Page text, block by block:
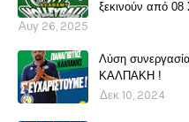
ξεκινούν από
Αυγ 26, 2025
Λύση
ΚΑΛΠΑΚΗ !
Δεκ 10, 2024